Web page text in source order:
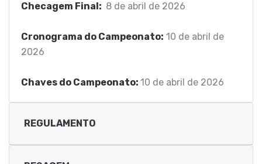
Checagem Final: 8 de abril de 2026
Cronograma do Campeonato: 10 de abril de
2026
Chaves do Campeonato: 10 de abril de 2026
REGULAMENTO